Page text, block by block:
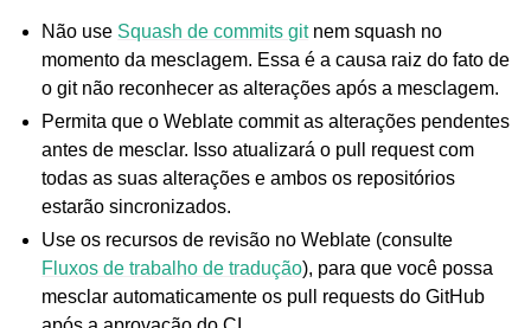
Não use Squash de commits gitnem squash no
momento da mesclagem. Essa é a causa raiz do fato de
o git não reconhecer as alterações após a mesclagem.
Permita que o Weblate commit as alterações pendentes
antes de mesclar. Isso atualizará o pull request com
todas as suas alterações e ambos os repositórios
estarão sincronizados.
Use os recursos de revisão no Weblate (consulte
Fluxos de trabalho de tradução), para que você possa
mesclar automaticamente os pull requests do GitHub